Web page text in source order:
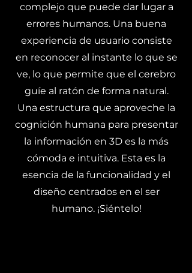
complejo que puede dar lugar a
errores humanos. Una buena
experiencia de usuario consiste
en reconocer al instante lo que se
ve, lo que permite que el cerebro
guíe al ratón de forma natural.
Una estructura que aproveche la
cognición humana para presentar
la información en 3D es la más
cómoda e intuitiva. Esta es la
esencia de la funcionalidad y el
diseño centrados en el ser
humano. ¡Siéntelo!